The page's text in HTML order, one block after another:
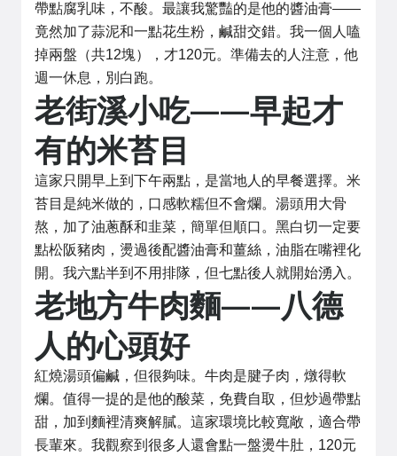
帶點腐乳味，不酸。最讓我驚豔的是他的醬油膏——
竟然加了蒜泥和一點花生粉，鹹甜交錯。我一個人嗑
掉兩盤（共12塊），才120元。準備去的人注意，他
週一休息，別白跑。
老街溪小吃——早起才
有的米苔目
這家只開早上到下午兩點，是當地人的早餐選擇。米
苔目是純米做的，口感軟糯但不會爛。湯頭用大骨
熬，加了油蔥酥和韭菜，簡單但順口。黑白切一定要
點松阪豬肉，燙過後配醬油膏和薑絲，油脂在嘴裡化
開。我六點半到不用排隊，但七點後人就開始湧入。
老地方牛肉麵——八德
人的心頭好
紅燒湯頭偏鹹，但很夠味。牛肉是腱子肉，燉得軟
爛。值得一提的是他的酸菜，免費自取，但炒過帶點
甜，加到麵裡清爽解膩。這家環境比較寬敞，適合帶
長輩來。我觀察到很多人還會點一盤燙牛肚，120元